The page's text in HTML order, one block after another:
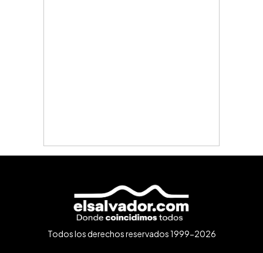
Todos los derechos reservados 1999-2026